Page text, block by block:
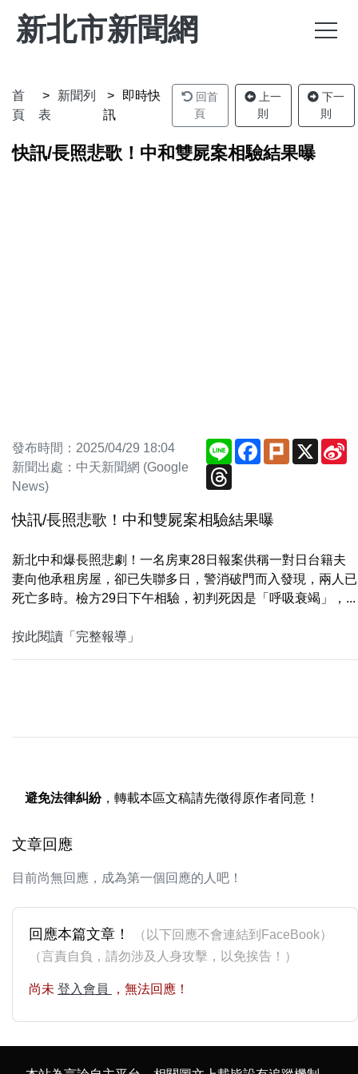
新北市新聞網
首
頁
新聞列
表
即時快
訊
回首
頁
上一
則
下一
則
快訊/長照悲歌！中和雙屍案相驗結果曝
發布時間：2025/04/29 18:04
新聞出處：中天新聞網 (Google
News)
Line Facebook
PlurkX
Threads
快訊/長照悲歌！中和雙屍案相驗結果曝
新北中和爆長照悲劇！一名房東28日報案供稱一對日台籍夫
妻向他承租房屋，卻已失聯多日，警消破門而入發現，兩人已
死亡多時。檢方29日下午相驗，初判死因是「呼吸衰竭」，...
按此閱讀「完整報導」
避免法律糾紛，轉載本區文稿請先徵得原作者同意！
文章回應
目前尚無回應，成為第一個回應的人吧！
回應本篇文章！
（以下回應不會連結到FaceBook）
（言責自負，請勿涉及人身攻擊，以免挨告！）
尚未 登入會員 ，無法回應！